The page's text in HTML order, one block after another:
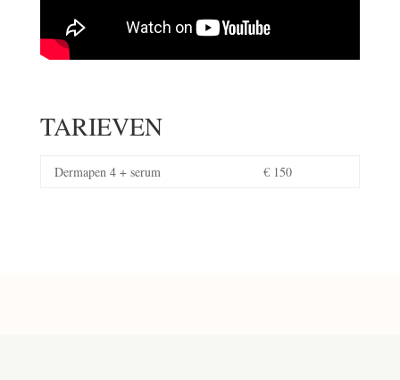
TARIEVEN
Dermapen 4 + serum € 150